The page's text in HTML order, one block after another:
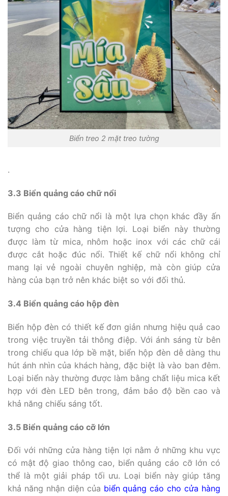
Biển treo 2 mặt treo tường
.
3.3 Biển quảng cáo chữ nổi
Biển quảng cáo chữ nổi là một lựa chọn khác đầy ấn
tượng cho cửa hàng tiện lợi. Loại biển này thường
được làm từ mica, nhôm hoặc inox với các chữ cái
được cắt hoặc đúc nổi. Thiết kế chữ nổi không chỉ
mang lại vẻ ngoài chuyên nghiệp, mà còn giúp cửa
hàng của bạn trở nên khác biệt so với đối thủ.
3.4 Biển quảng cáo hộp đèn
Biển hộp đèn có thiết kế đơn giản nhưng hiệu quả cao
trong việc truyền tải thông điệp. Với ánh sáng từ bên
trong chiếu qua lớp bề mặt, biển hộp đèn dễ dàng thu
hút ánh nhìn của khách hàng, đặc biệt là vào ban đêm.
Loại biển này thường được làm bằng chất liệu mica kết
hợp với đèn LED bên trong, đảm bảo độ bền cao và
khả năng chiếu sáng tốt.
3.5 Biển quảng cáo cỡ lớn
Đối với những cửa hàng tiện lợi nằm ở những khu vực
có mật độ giao thông cao, biển quảng cáo cỡ lớn có
thể là một giải pháp tối ưu. Loại biển này giúp tăng
khả năng nhận diện của biển quảng cáo cho cửa hàng